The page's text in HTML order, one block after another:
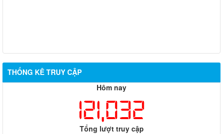
THỐNG KÊ TRUY CẬP
Hôm nay
121,032
Tổng lượt truy cập